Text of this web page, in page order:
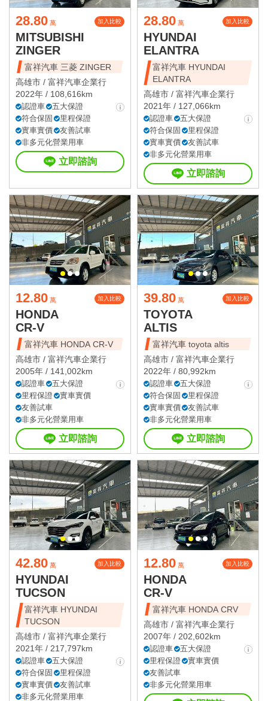
28.80 萬 加入比較
MITSUBISHI
ZINGER
富祥汽車 三菱 ZINGER
高雄市 / 富祥汽車企業行
2022年 / 108,616km
認證車
五大保證
符合保固
里程保證
實車實價
友善試車
非多元化營業用車
立即諮詢
28.80 萬 加入比較
HYUNDAI
ELANTRA
富祥汽車 HYUNDAI
ELANTRA
高雄市 / 富祥汽車企業行
2021年 / 127,066km
認證車
五大保證
符合保固
里程保證
實車實價
友善試車
非多元化營業用車
立即諮詢
12.80 萬 加入比較
HONDA
CR-V
富祥汽車 HONDA CR-V
高雄市 / 富祥汽車企業行
2005年 / 141,002km
認證車
五大保證
里程保證
實車實價
友善試車
非多元化營業用車
立即諮詢
39.80 萬 加入比較
TOYOTA
ALTIS
富祥汽車 toyota altis
高雄市 / 富祥汽車企業行
2022年 / 80,992km
認證車
五大保證
符合保固
里程保證
實車實價
友善試車
非多元化營業用車
立即諮詢
42.80 萬 加入比較
HYUNDAI
TUCSON
富祥汽車 HYUNDAI
TUCSON
高雄市 / 富祥汽車企業行
2021年 / 217,797km
認證車
五大保證
符合保固
里程保證
實車實價
友善試車
非多元化營業用車
12.80 萬 加入比較
HONDA
CR-V
富祥汽車 HONDA CRV
高雄市 / 富祥汽車企業行
2007年 / 202,602km
認證車
五大保證
里程保證
實車實價
友善試車
非多元化營業用車